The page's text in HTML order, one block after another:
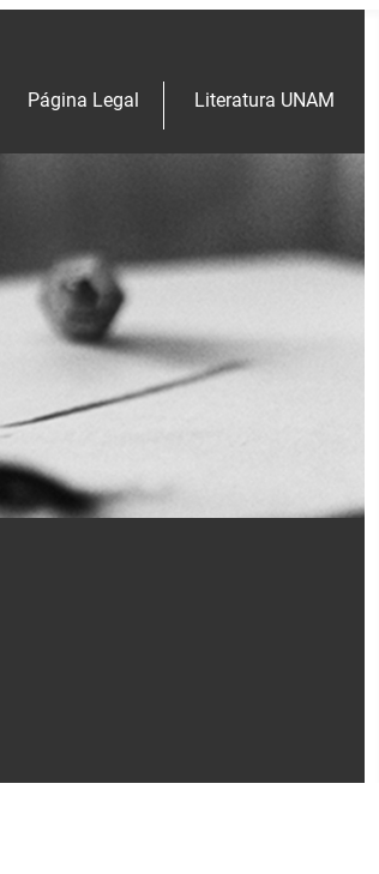
Literatura UNAM
Página Legal